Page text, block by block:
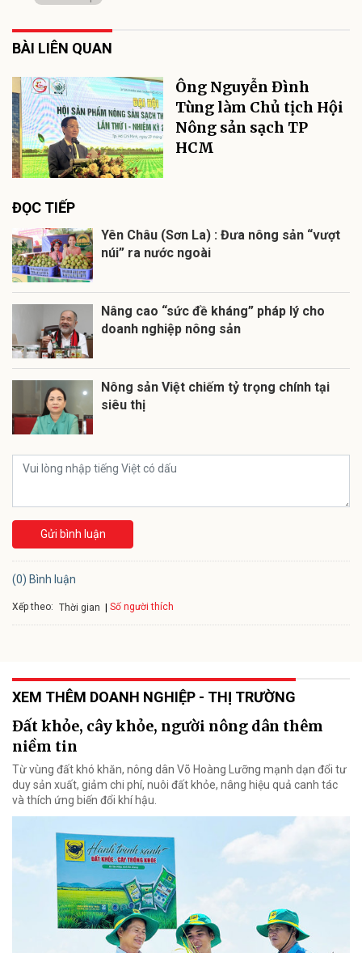
BÀI LIÊN QUAN
Ông Nguyễn Đình
Tùng làm Chủ tịch Hội
Nông sản sạch TP
HCM
ĐỌC TIẾP
Yên Châu (Sơn La) : Đưa nông sản “vượt
núi” ra nước ngoài
Nâng cao “sức đề kháng” pháp lý cho
doanh nghiệp nông sản
Nông sản Việt chiếm tỷ trọng chính tại
siêu thị
Gửi bình luận
(0) Bình luận
Xếp theo: Thời gian Số người thích
XEM THÊM DOANH NGHIỆP - THỊ TRƯỜNG
Đất khỏe, cây khỏe, người nông dân thêm
niềm tin
Từ vùng đất khó khăn, nông dân Võ Hoàng Lưỡng mạnh dạn đổi tư
duy sản xuất, giảm chi phí, nuôi đất khỏe, nâng hiệu quả canh tác
và thích ứng biến đổi khí hậu.